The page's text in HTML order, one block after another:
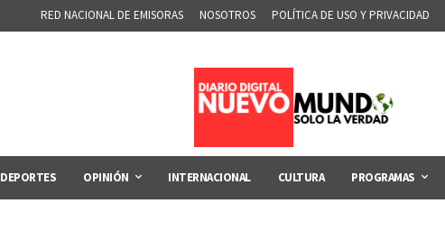
RED NACIONAL DE EMISORAS NOSOTROS POLÍTICA DE USO Y PRIVACIDAD
DEPORTES OPINIÓN INTERNACIONAL CULTURA PROGRAMAS